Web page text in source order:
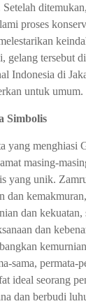
Setelah
proses
gelang tersebut
Indonesia di
untuk umum.
Simbolis
yang menghiasi
masing-
yang unik.
dan
dan
dan
sama, permata-
ideal seorang
dan berbudi